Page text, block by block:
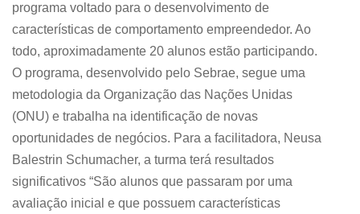
programa voltado para o desenvolvimento de
características de comportamento empreendedor. Ao
todo, aproximadamente 20 alunos estão participando.
O programa, desenvolvido pelo Sebrae, segue uma
metodologia da Organização das Nações Unidas
(ONU) e trabalha na identificação de novas
oportunidades de negócios. Para a facilitadora, Neusa
Balestrin Schumacher, a turma terá resultados
significativos “São alunos que passaram por uma
avaliação inicial e que possuem características